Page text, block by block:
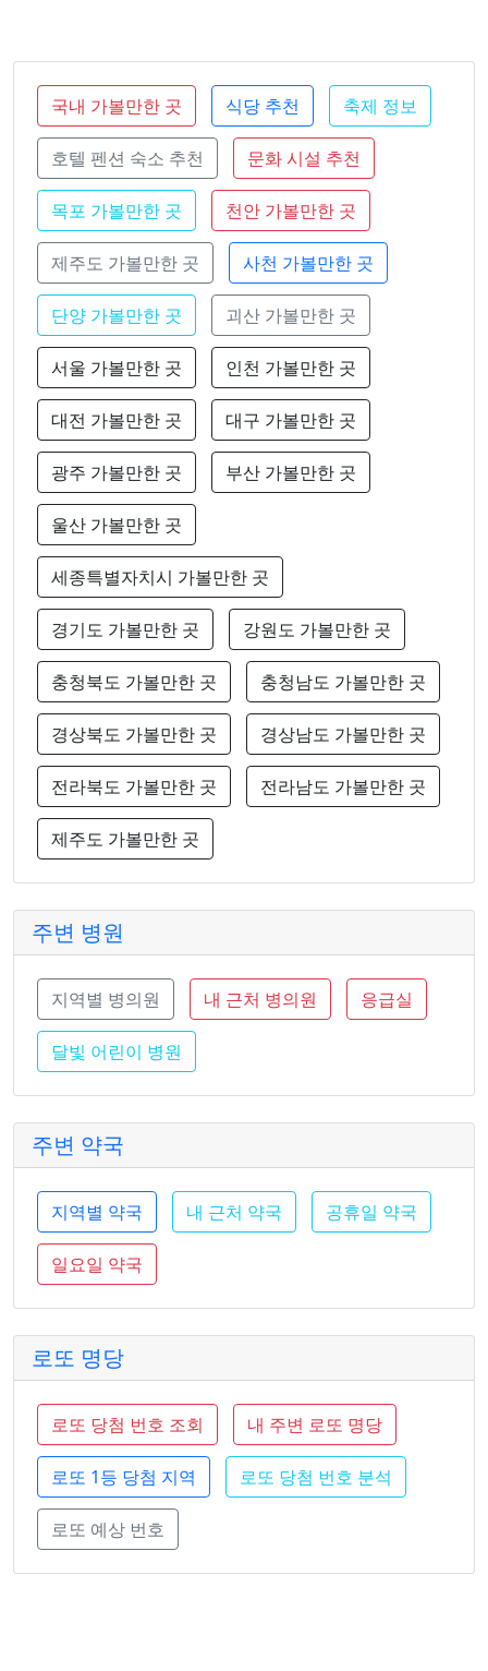
국내 가볼만한 곳 식당 추천 축제 정보
호텔 펜션 숙소 추천 문화 시설 추천
목포 가볼만한 곳 천안 가볼만한 곳
제주도 가볼만한 곳 사천 가볼만한 곳
단양 가볼만한 곳 괴산 가볼만한 곳
서울 가볼만한 곳 인천 가볼만한 곳
대전 가볼만한 곳 대구 가볼만한 곳
광주 가볼만한 곳 부산 가볼만한 곳
울산 가볼만한 곳
세종특별자치시 가볼만한 곳
경기도 가볼만한 곳 강원도 가볼만한 곳
충청북도 가볼만한 곳 충청남도 가볼만한 곳
경상북도 가볼만한 곳 경상남도 가볼만한 곳
전라북도 가볼만한 곳 전라남도 가볼만한 곳
제주도 가볼만한 곳
주변 병원
지역별 병의원 내 근처 병의원 응급실
달빛 어린이 병원
주변 약국
지역별 약국 내 근처 약국 공휴일 약국
일요일 약국
로또 명당
로또 당첨 번호 조회 내 주변 로또 명당
로또 1등 당첨 지역 로또 당첨 번호 분석
로또 예상 번호